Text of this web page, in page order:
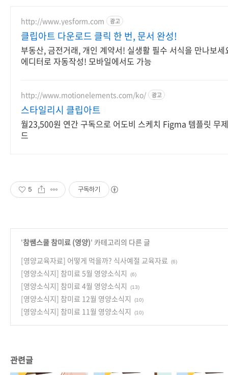
http://www.yesform.com 광고
클립아트 다운로드 클릭 한 번, 문서 완성!
부동산, 금전거래, 개인 계약서! 실생활 필수 서식을 만나보세
에디터로 자동작성! 모바일에서도 가능
http://www.motionelements.com/ko/ 광고
스타일리시 클립아트
월23,500원 연간 구독으로 어도비 스케치 Figma 템플릿 무
드
5 구독하기
'참쌤스쿨 참미료 (영양)' 카테고리의 다른 글
[영양교육자료] 어떻게 먹을까? 식사예절 교육자료
(6)
[영양소식지] 참미료 5월 영양소식지 (6)
[영양소식지] 참미료 4월 영양소식지 (13)
[영양소식지] 참미료 12월 영양소식지 (10)
[영양소식지] 참미료 11월 영양소식지 (10)
관련글